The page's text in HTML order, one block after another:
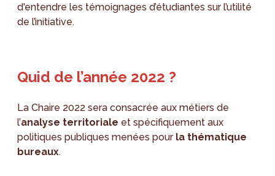
d'entendre les témoignages d’étudiantes sur l’utilité
de l’initiative.
Quid de l’année 2022 ?
La Chaire 2022 sera consacrée aux métiers de
l’analyse territoriale et spécifiquement aux
politiques publiques menées pourla thématique
bureaux.